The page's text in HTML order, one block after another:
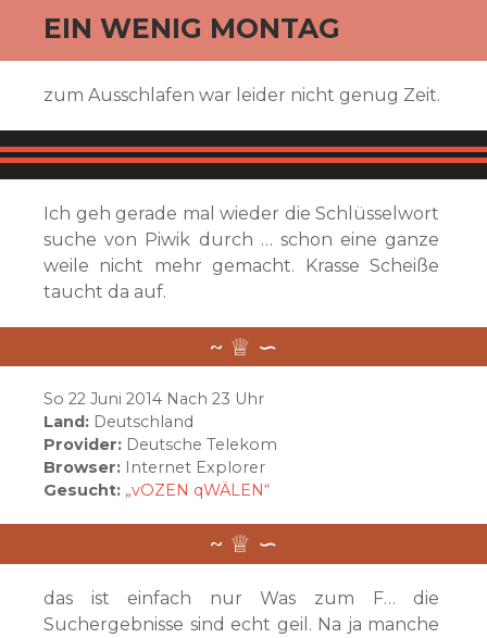
EIN WENIG MONTAG
zum Ausschlafen war leider nicht genug Zeit.
Ich geh gerade mal wieder die Schlüsselwort
suche von Piwik durch … schon eine ganze
weile nicht mehr gemacht. Krasse Scheiße
taucht da auf.
So 22 Juni 2014 Nach 23 Uhr
Land: Deutschland
Provider: Deutsche Telekom
Browser: Internet Explorer
Gesucht: „vOZEN qWÄLEN“
das ist einfach nur Was zum F… die
Suchergebnisse sind echt geil. Na ja manche